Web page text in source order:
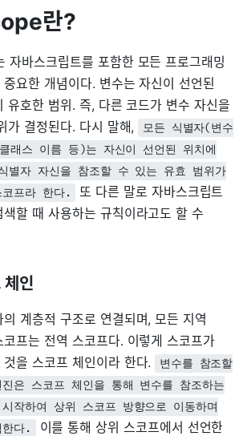
란?
자바스크립트를 포함한 모든 프로그래밍
요한 개념이다. 변수는 자신이 선언된
유호한 범위. 즉, 다른 코드가 변수 자신을
가 결정된다. 다시 말해,
모든 식별자(변수
래스 이름 등)는 자신이 선언된 위치에
별자 자신을 참조할 수 있는 유효 범위가
프라 한다.
또 다른 말로 자바스크립트
할 때 사용하는 규칙이라고도 할 수
인
계층적 구조로 연결되며, 모든 지역
프는 전역 스코프다. 이렇게 스코프가
을 스코프 체인이라 한다.
변수를 참조할
은 스코프 체인을 통해 변수를 참조하는
작하여 상위 스코프 방향으로 이동하며
한다.
이를 통해 상위 스코프에서 선언한